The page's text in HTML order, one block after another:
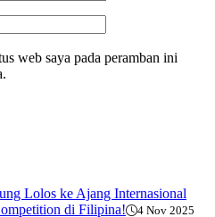
web saya pada peramban ini
Lolos ke Ajang Internasional
di Filipina!
4 Nov 2025